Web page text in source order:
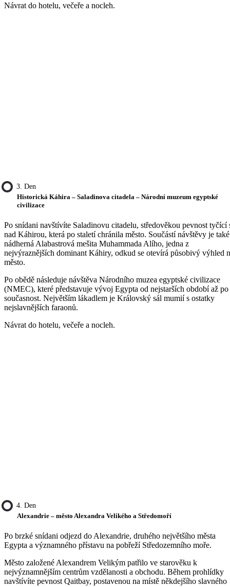
Návrat do hotelu, večeře a nocleh.
3. Den
Historická Káhira – Saladinova citadela – Národní muzeum egyptské
civilizace
Po snídani navštívíte Saladinovu citadelu, středověkou pevnost tyčící
nad Káhirou, která po staletí chránila město. Součástí návštěvy je také
nádherná Alabastrová mešita Muhammada Alího, jedna z
nejvýraznějších dominant Káhiry, odkud se otevírá působivý výhled
město.
Po obědě následuje návštěva Národního muzea egyptské civilizace
(NMEC), které představuje vývoj Egypta od nejstarších období až po
současnost. Největším lákadlem je Královský sál mumií s ostatky
nejslavnějších faraonů.
Návrat do hotelu, večeře a nocleh.
4. Den
Alexandrie – město Alexandra Velikého a Středomoří
Po brzké snídani odjezd do Alexandrie, druhého největšího města
Egypta a významného přístavu na pobřeží Středozemního moře.
Město založené Alexandrem Velikým patřilo ve starověku k
nejvýznamnějším centrům vzdělanosti a obchodu. Během prohlídky
navštívíte pevnost Qaitbay, postavenou na místě někdejšího slavného